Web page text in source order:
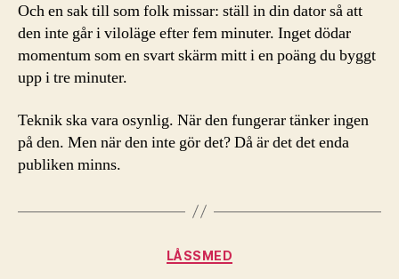
Och en sak till som folk missar: ställ in din dator så att
den inte går i viloläge efter fem minuter. Inget dödar
momentum som en svart skärm mitt i en poäng du byggt
upp i tre minuter.
Teknik ska vara osynlig. När den fungerar tänker ingen
på den. Men när den inte gör det? Då är det det enda
publiken minns.
Kategorier
LÅSSMED